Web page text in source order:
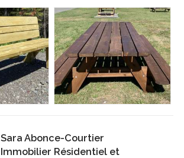
Sara Abonce-Courtier
Immobilier Résidentiel et